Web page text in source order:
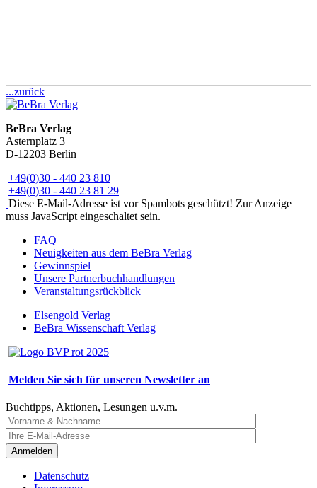
...zurück
BeBra Verlag
Asternplatz 3
D-12203 Berlin
+49(0)30 - 440 23 810
+49(0)30 - 440 23 81 29
Diese E-Mail-Adresse ist vor Spambots geschützt! Zur Anzeige
muss JavaScript eingeschaltet sein.
FAQ
Neuigkeiten aus dem BeBra Verlag
Gewinnspiel
Unsere Partnerbuchhandlungen
Veranstaltungsrückblick
Elsengold Verlag
BeBra Wissenschaft Verlag
Melden Sie sich für unseren Newsletter an
Buchtipps, Aktionen, Lesungen u.v.m.
Anmelden
Datenschutz